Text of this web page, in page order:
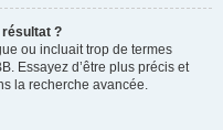
résultat ?
ou incluait trop de termes
Essayez d’être plus précis et
la recherche avancée.